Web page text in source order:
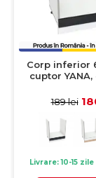
Corp inferior
cuptor
189 lei
Livrare: 10-15